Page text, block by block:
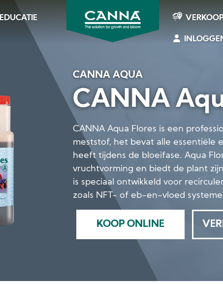
EDUCATIE
CANNA AQUA
CANNA
CANNA Aqua Flores is een
meststof, het bevat alle essentiële
heeft tijdens de bloeifase. Aqua
vruchtvorming en biedt de plant
is speciaal ontwikkeld voor
zoals NFT- of eb-en-vloed
KOOP ONLINE